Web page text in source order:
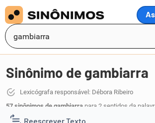
Reescrever Texto
Sinônimo de gambiarra
Lexicógrafa responsável: Débora Ribeiro
57 sinônimos de gambiarra para 2 sentidos da